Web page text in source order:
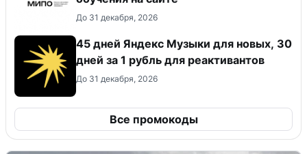
До 31 декабря, 2026
45 дней Яндекс Музыки для новых, 30
дней за 1 рубль для реактивантов
До 31 декабря, 2026
Все промокоды